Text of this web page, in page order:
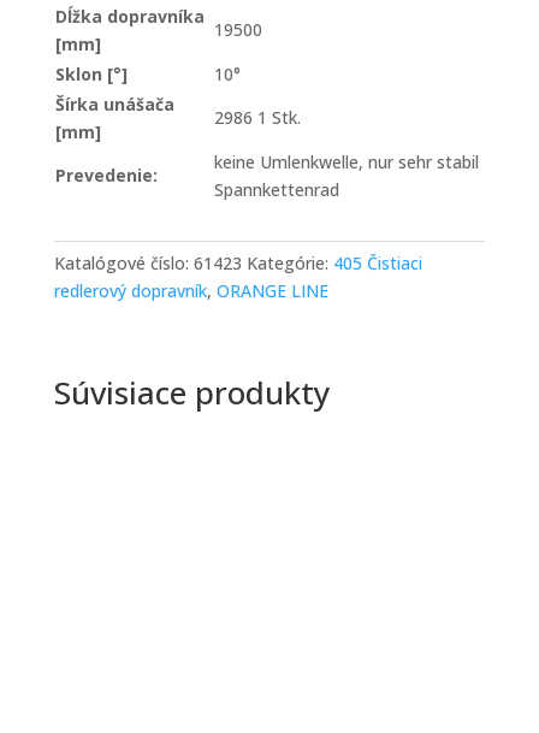
Dĺžka dopravníka
[mm]
19500
Sklon [°]
10°
Šírka unášača
[mm]
2986 1 Stk.
Prevedenie:
keine Umlenkwelle, nur sehr stabil
Spannkettenrad
Katalógové číslo: 61423 Kategórie: 405 Čistiaci
redlerový dopravník, ORANGE LINE
Súvisiace produkty